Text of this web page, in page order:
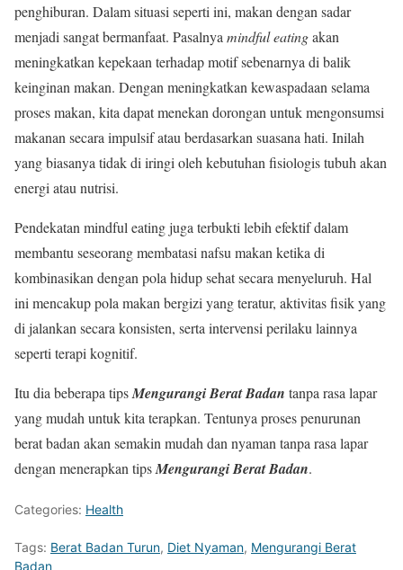
penghiburan. Dalam situasi seperti ini, makan dengan sadar
menjadi sangat bermanfaat. Pasalnya mindful eatingakan
meningkatkan kepekaan terhadap motif sebenarnya di balik
keinginan makan. Dengan meningkatkan kewaspadaan selama
proses makan, kita dapat menekan dorongan untuk mengonsumsi
makanan secara impulsif atau berdasarkan suasana hati. Inilah
yang biasanya tidak di iringi oleh kebutuhan fisiologis tubuh akan
energi atau nutrisi.
Pendekatan mindful eating juga terbukti lebih efektif dalam
membantu seseorang membatasi nafsu makan ketika di
kombinasikan dengan pola hidup sehat secara menyeluruh. Hal
ini mencakup pola makan bergizi yang teratur, aktivitas fisik yang
di jalankan secara konsisten, serta intervensi perilaku lainnya
seperti terapi kognitif.
Itu dia beberapa tipsMengurangi Berat Badan tanpa rasa lapar
yang mudah untuk kita terapkan. Tentunya proses penurunan
berat badan akan semakin mudah dan nyaman tanpa rasa lapar
dengan menerapkan tipsMengurangi Berat Badan.
Categories: Health
Tags: Berat Badan Turun, Diet Nyaman, Mengurangi Berat
Badan